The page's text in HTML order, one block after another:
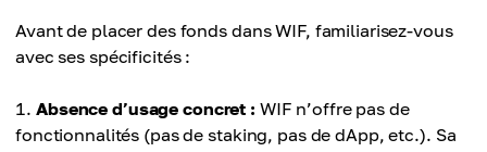
Avant de placer des fonds dans WIF, familiarisez-vous
avec ses spécificités :
Absence d’usage concret : WIF n’offre pas de
fonctionnalités (pas de staking, pas de dApp, etc.). Sa